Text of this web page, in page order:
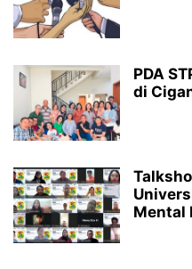
PDA
di
Mental